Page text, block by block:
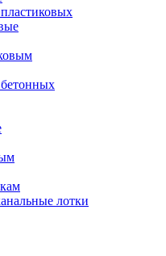
лотки